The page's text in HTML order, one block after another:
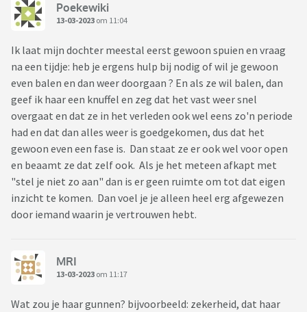
Poekewiki
13-03-2023 om 11:04
Ik laat mijn dochter meestal eerst gewoon spuien en vraag
na een tijdje: heb je ergens hulp bij nodig of wil je gewoon
even balen en dan weer doorgaan ? En als ze wil balen, dan
geef ik haar een knuffel en zeg dat het vast weer snel
overgaat en dat ze in het verleden ook wel eens zo'n periode
had en dat dan alles weer is goedgekomen, dus dat het
gewoon even een fase is. Dan staat ze er ook wel voor open
en beaamt ze dat zelf ook. Als je het meteen afkapt met
"stel je niet zo aan" dan is er geen ruimte om tot dat eigen
inzicht te komen. Dan voel je je alleen heel erg afgewezen
door iemand waarin je vertrouwen hebt.
MRI
13-03-2023 om 11:17
Wat zou je haar gunnen? bijvoorbeeld: zekerheid, dat haar